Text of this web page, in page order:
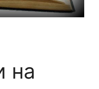
на